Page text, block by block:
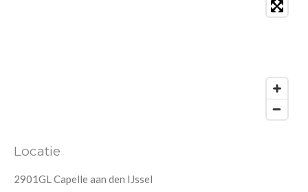
Locatie
2901GL Capelle aan den IJssel